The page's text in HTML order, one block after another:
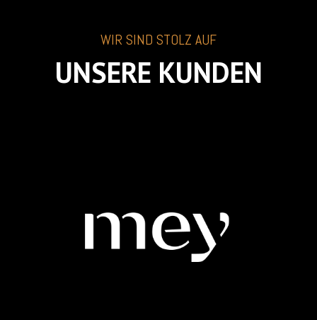
WIR SIND STOLZ AUF
UNSERE KUNDEN